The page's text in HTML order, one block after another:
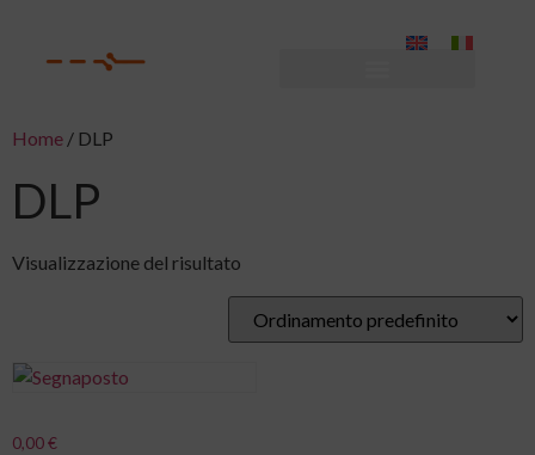
Home / DLP
DLP
Visualizzazione del risultato
0,00€